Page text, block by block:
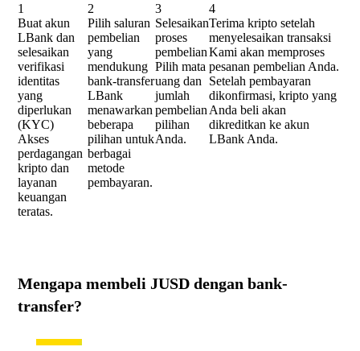
1
Buat akun
LBank dan
selesaikan
verifikasi
identitas
yang
diperlukan
(KYC)
Akses
perdagangan
kripto dan
layanan
keuangan
teratas.
2
Pilih saluran
pembelian
yang
mendukung
bank-transfer
LBank
menawarkan
beberapa
pilihan untuk
berbagai
metode
pembayaran.
3
Selesaikan
proses
pembelian
Pilih mata
uang dan
jumlah
pembelian
pilihan
Anda.
4
Terima kripto setelah
menyelesaikan transaksi
Kami akan memproses
pesanan pembelian Anda.
Setelah pembayaran
dikonfirmasi, kripto yang
Anda beli akan
dikreditkan ke akun
LBank Anda.
Mengapa membeli JUSD dengan bank-
transfer?